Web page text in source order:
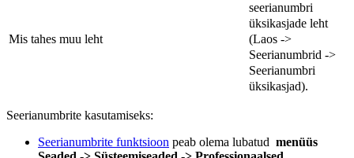
Mis tahes muu leht
seerianumbri
üksikasjade leht
(Laos ->
Seerianumbrid ->
Seerianumbri
üksikasjad).
Seerianumbrite kasutamiseks:
Seerianumbrite funktsioon peab olema lubatud menüüs